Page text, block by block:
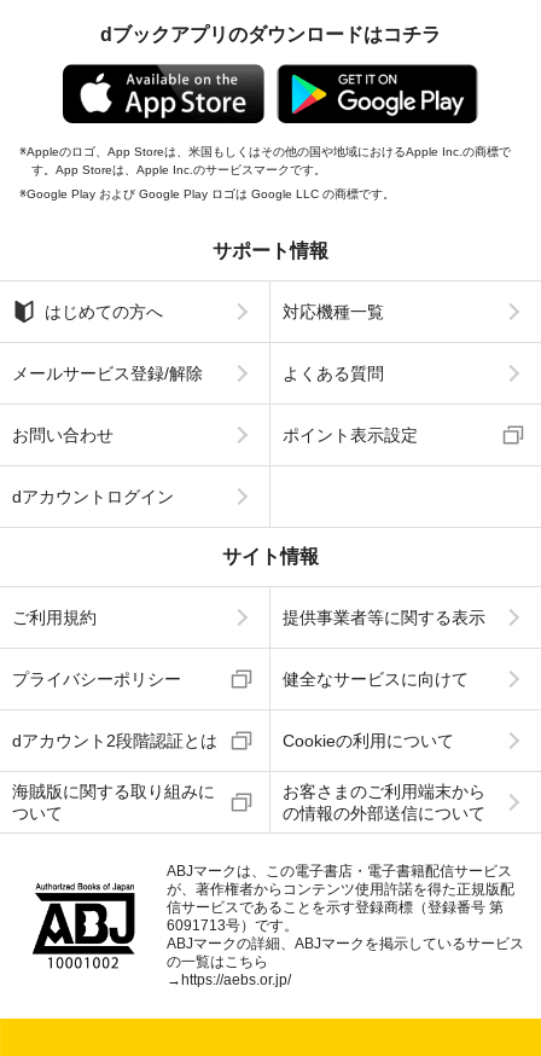
dブックアプリのダウンロードはコチラ
Appleのロゴ、App Storeは、米国もしくはその他の国や地域におけるApple Inc.の商標で
す。App Storeは、Apple Inc.のサービスマークです。
Google Play および Google Play ロゴは Google LLC の商標です。
サポート情報
はじめての方へ 対応機種一覧
メールサービス登録/解除 よくある質問
お問い合わせ ポイント表示設定
dアカウントログイン
サイト情報
ご利用規約 提供事業者等に関する表示
プライバシーポリシー 健全なサービスに向けて
dアカウント2段階認証とは Cookieの利用について
海賊版に関する取り組みに
ついて
お客さまのご利用端末から
の情報の外部送信について
ABJマークは、この電子書店・電子書籍配信サービス
が、著作権者からコンテンツ使用許諾を得た正規版配
信サービスであることを示す登録商標（登録番号 第
6091713号）です。
ABJマークの詳細、ABJマークを掲示しているサービス
の一覧はこちら
→https://aebs.or.jp/